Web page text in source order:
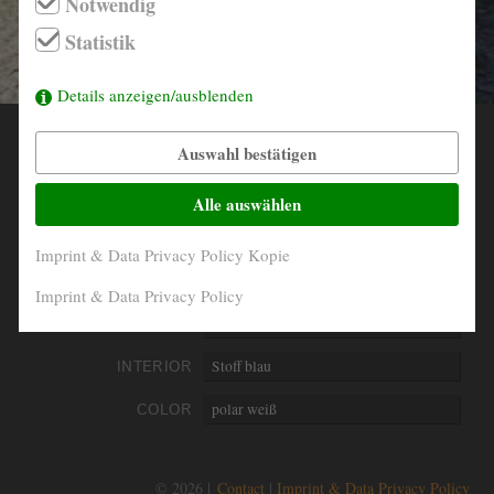
YEAR 1988
130.964 Km original
INTERIOR Stoff blau
COLOR polar weiß
© 2026 | Contact Imprint & Data Privacy Policy
Statistik
Details anzeigen/ausblenden
Auswahl bestätigen
Alle auswählen
Imprint & Data Privacy Policy Kopie
Imprint & Data Privacy Policy